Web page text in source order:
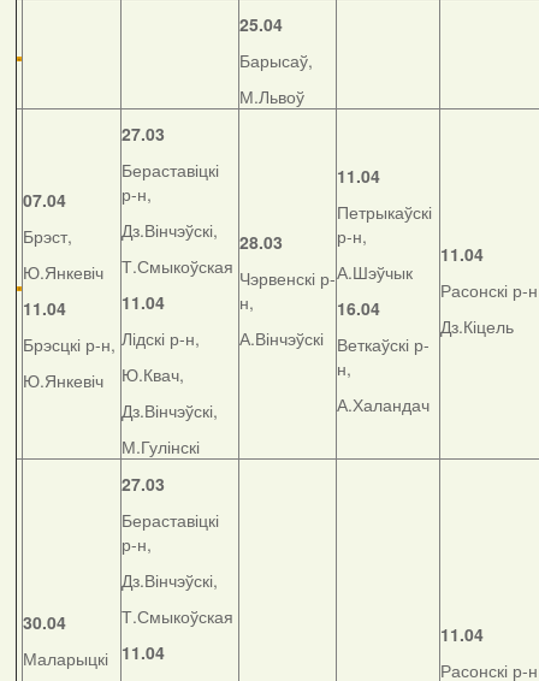
25.04
Барысаў,
М.Львоў
07.04
Брэст,
Ю.Янкевіч
11.04
Брэсцкі р-н,
Ю.Янкевіч
27.03
Бераставіцкі
р-н,
Дз.Вінчэўскі,
Т.Смыкоўская
11.04
Лідскі р-н,
Ю.Квач,
Дз.Вінчэўскі,
М.Гулінскі
28.03
Чэрвенскі р-
н,
А.Вінчэўскі
11.04
Петрыкаўскі
р-н,
А.Шэўчык
16.04
Веткаўскі р-
н,
А.Халандач
11.04
Расонскі р-
Дз.Кіцель
30.04
Маларыцкі
27.03
Бераставіцкі
р-н,
Дз.Вінчэўскі,
Т.Смыкоўская
11.04
11.04
Расонскі р-